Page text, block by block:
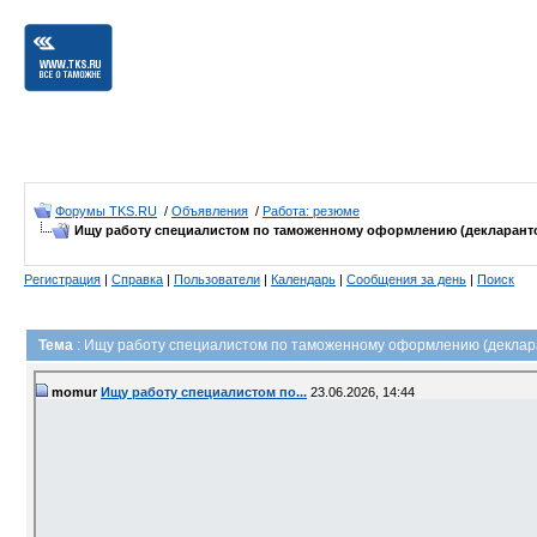
Форумы TKS.RU / Объявления / Работа: резюме
Ищу работу специалистом по таможенному оформлению
Регистрация | Справка | Пользователи | Календарь | Сообщения за день | Поиск
Тема : Ищу работу специалистом по таможенному оформлению
momur Ищу работу специалистом по... 23.06.2026, 14:44